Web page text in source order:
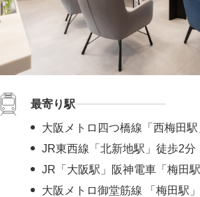
最寄り駅
大阪メトロ四つ橋線「西梅田
JR東西線「北新地駅」徒歩2分
JR「大阪駅」阪神電車「梅田
大阪メトロ御堂筋線 「梅田駅